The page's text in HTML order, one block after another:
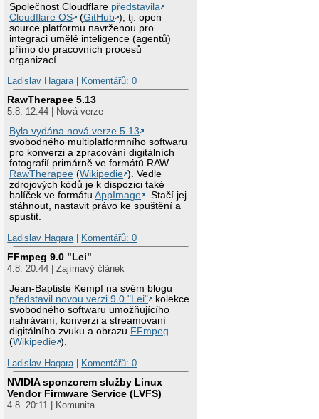
Společnost Cloudflare představila
Cloudflare OS
(GitHub ), tj. open
source platformu navrženou pro
integraci umělé inteligence (agentů)
přímo do pracovních procesů
organizací.
Ladislav Hagara| Komentářů: 0
RawTherapee 5.13
5.8. 12:44 | Nová verze
Byla vydána nová verze 5.13
svobodného multiplatformního softwaru
pro konverzi a zpracování digitálních
fotografií primárně ve formátů RAW
RawTherapee (Wikipedie ). Vedle
zdrojových kódů je k dispozici také
balíček ve formátuAppImage . Stačí jej
stáhnout, nastavit právo ke spuštění a
spustit.
Ladislav Hagara| Komentářů: 0
FFmpeg 9.0 "Lei"
4.8. 20:44 | Zajímavý článek
Jean-Baptiste Kempf na svém blogu
představil novou verzi 9.0 "Lei"
kolekce
svobodného softwaru umožňujícího
nahrávání, konverzi a streamovaní
digitálního zvuku a obrazu FFmpeg
(Wikipedie ).
Ladislav Hagara| Komentářů: 0
NVIDIA sponzorem služby Linux
Vendor Firmware Service (LVFS)
4.8. 20:11 | Komunita